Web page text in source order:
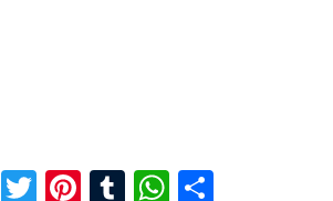
Facebook
Twitter
Pinterest
TumblrWhatsApp